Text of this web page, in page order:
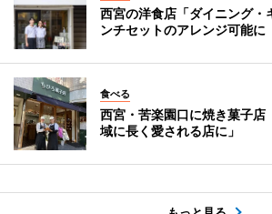
西宮の洋食店「ダイニング・
ンチセットのアレンジ可能に
食べる
西宮・苦楽園口に焼き菓子店
域に長く愛される店に」